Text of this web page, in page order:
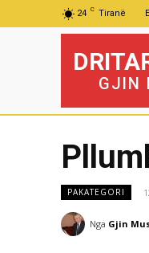
24 C Tiranë
GJIN
PAKATEGORI
Nga Gjin